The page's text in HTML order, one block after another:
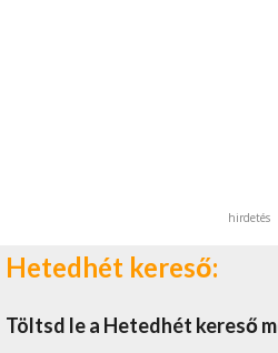
hirdetés
Hetedhét kereső:
Töltsd le a Hetedhét kereső